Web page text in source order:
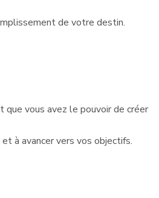
de votre destin.
vous avez le pouvoir de créer
à avancer vers vos objectifs.